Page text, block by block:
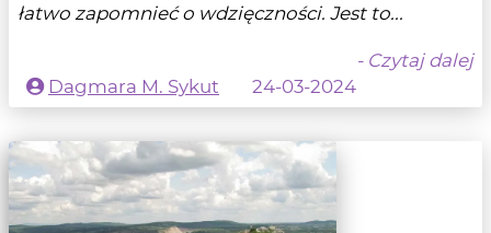
łatwo zapomnieć o wdzięczności. Jest to...
- Czytaj dalej
Dagmara M. Sykut
24-03-2024